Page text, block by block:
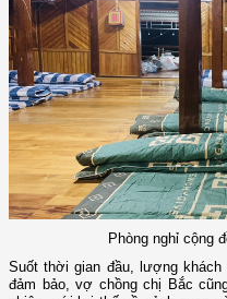
Phòng nghỉ cộng
Suốt thời gian đầu, lượng
đảm bảo, vợ chồng chị Bắc